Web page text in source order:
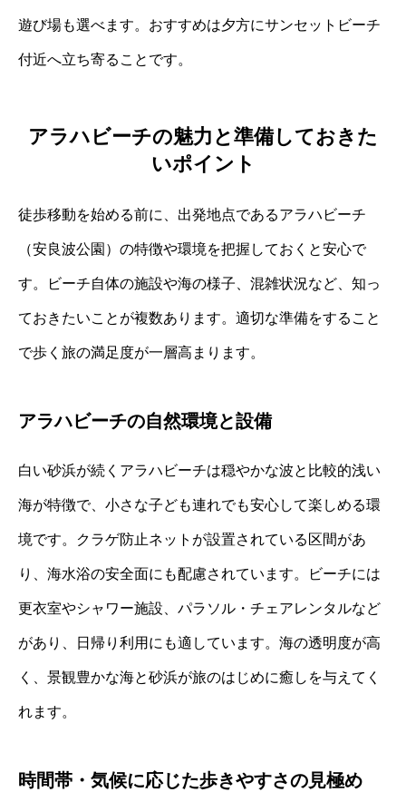
遊び場も選べます。おすすめは夕方にサンセットビーチ
付近へ立ち寄ることです。
アラハビーチの魅力と準備しておきた
いポイント
徒歩移動を始める前に、出発地点であるアラハビーチ
（安良波公園）の特徴や環境を把握しておくと安心で
す。ビーチ自体の施設や海の様子、混雑状況など、知っ
ておきたいことが複数あります。適切な準備をすること
で歩く旅の満足度が一層高まります。
アラハビーチの自然環境と設備
白い砂浜が続くアラハビーチは穏やかな波と比較的浅い
海が特徴で、小さな子ども連れでも安心して楽しめる環
境です。クラゲ防止ネットが設置されている区間があ
り、海水浴の安全面にも配慮されています。ビーチには
更衣室やシャワー施設、パラソル・チェアレンタルなど
があり、日帰り利用にも適しています。海の透明度が高
く、景観豊かな海と砂浜が旅のはじめに癒しを与えてく
れます。
時間帯・気候に応じた歩きやすさの見極め